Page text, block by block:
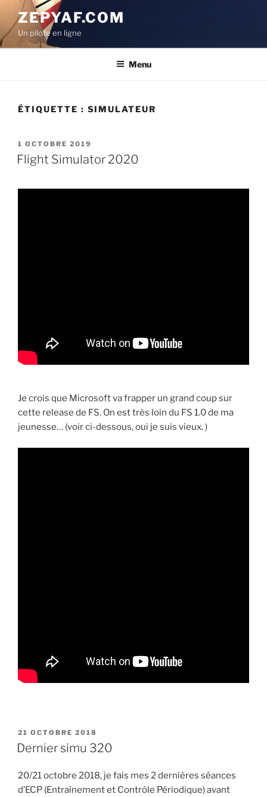
contenu
principal
ZEPYAF.COM
Un pilote en ligne
Menu
ÉTIQUETTE : SIMULATEUR
PUBLIÉ
LE
1 OCTOBRE 2019
Flight Simulator 2020
Je crois que Microsoft va frapper un grand coup sur
cette release de FS. On est très loin du FS 1.0 de ma
jeunesse… (voir ci-dessous, oui je suis vieux. )
PUBLIÉ
LE
21 OCTOBRE 2018
Dernier simu 320
20/21 octobre 2018, je fais mes 2 dernières séances
d’ECP (Entraînement et Contrôle Périodique) avant